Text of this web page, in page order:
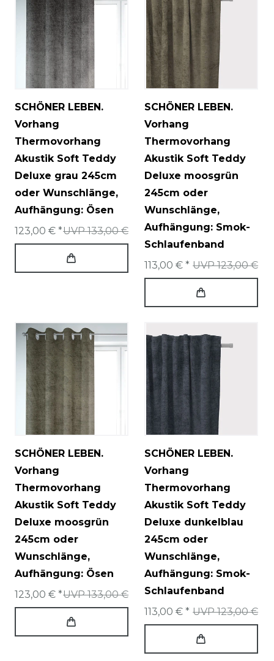
SCHÖNER LEBEN.
Vorhang
Thermovorhang
Akustik Soft Teddy
Deluxe grau 245cm
oder Wunschlänge,
Aufhängung: Ösen
UVP 133,00 €
123,00 € *
SCHÖNER LEBEN.
Vorhang
Thermovorhang
Akustik Soft Teddy
Deluxe moosgrün
245cm oder
Wunschlänge,
Aufhängung: Smok-
Schlaufenband
UVP 123,00 €
113,00 € *
SCHÖNER LEBEN.
Vorhang
Thermovorhang
Akustik Soft Teddy
Deluxe moosgrün
245cm oder
Wunschlänge,
Aufhängung: Ösen
UVP 133,00 €
123,00 € *
SCHÖNER LEBEN.
Vorhang
Thermovorhang
Akustik Soft Teddy
Deluxe dunkelblau
245cm oder
Wunschlänge,
Aufhängung: Smok-
Schlaufenband
UVP 123,00 €
113,00 € *